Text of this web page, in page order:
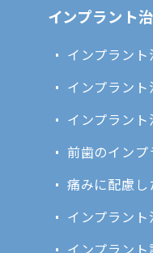
インプラント
インプラント
インプラン
インプラン
前歯のイン
痛みに配慮
インプラン
インプラン